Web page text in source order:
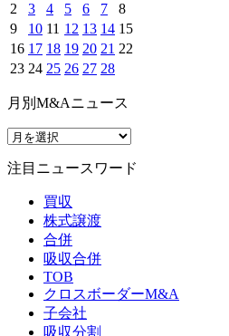
2
3 4 5 6 7
8
9
10 11 12 13 14 15
16 17 18 19 20 21 22
23 24 25 26 27 28
月別M&Aニュース
注目ニュースワード
買収
株式譲渡
合併
吸収合併
TOB
クロスボーダーM&A
子会社
吸収分割